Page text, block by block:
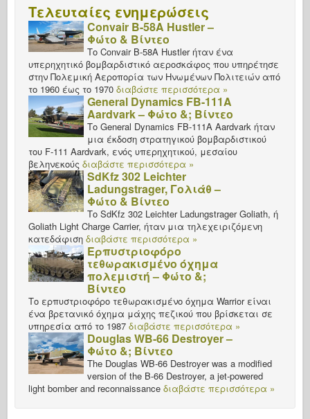
Τελευταίες ενημερώσεις
Convair B-58A Hustler –
Φώτο & Βίντεο
Το Convair B-58A Hustler ήταν ένα
υπερηχητικό βομβαρδιστικό αεροσκάφος που υπηρέτησε
στην Πολεμική Αεροπορία των Ηνωμένων Πολιτειών από
το 1960 έως το 1970 διαβάστε περισσότερα »
General Dynamics FB-111A
Aardvark – Φώτο &; Βίντεο
Το General Dynamics FB-111A Aardvark ήταν
μια έκδοση στρατηγικού βομβαρδιστικού
του F-111 Aardvark, ενός υπερηχητικού, μεσαίου
βεληνεκούς διαβάστε περισσότερα »
SdKfz 302 Leichter
Ladungstrager, Γολιάθ –
Φώτο & Βίντεο
Το SdKfz 302 Leichter Ladungstrager Goliath, ή
Goliath Light Charge Carrier, ήταν μια τηλεχειριζόμενη
κατεδάφιση διαβάστε περισσότερα »
Ερπυστριοφόρο
τεθωρακισμένο όχημα
πολεμιστή – Φώτο &;
Βίντεο
Το ερπυστριοφόρο τεθωρακισμένο όχημα Warrior είναι
ένα βρετανικό όχημα μάχης πεζικού που βρίσκεται σε
υπηρεσία από το 1987 διαβάστε περισσότερα »
Douglas WB-66 Destroyer –
Φώτο &; Βίντεο
The Douglas WB-66 Destroyer was a modified
version of the B-66 Destroyer, a jet-powered
light bomber and reconnaissance διαβάστε περισσότερα »